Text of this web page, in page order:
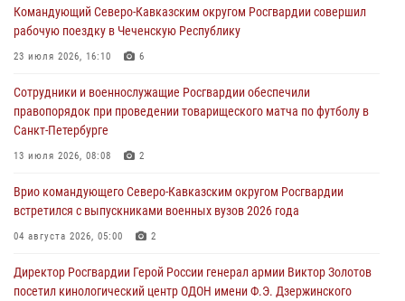
дорогой к Победе в СВО» (видео)
08 августа 2026, 07:00
настольному теннису ко Дню физкультурника
08 августа 2026, 07:00
ОМОН «Ойрат» Управления Росгвардии по Республике Калмыкия
08 августа 2026, 07:00
В Москве росгвардейцы оказали помощь медикам и девушке с
08 августа 2026, 06:32 1
Командующий Северо-Кавказским округом Росгвардии совершил
рабочую поездку в Чеченскую Республику
23 июля 2026, 16:10 6
Сотрудники и военнослужащие Росгвардии обеспечили
правопорядок при проведении товарищеского матча по футболу в
Санкт-Петербурге
13 июля 2026, 08:08 2
Врио командующего Северо-Кавказским округом Росгвардии
встретился с выпускниками военных вузов 2026 года
04 августа 2026, 05:00 2
Директор Росгвардии Герой России генерал армии Виктор Золотов
посетил кинологический центр ОДОН имени Ф.Э. Дзержинского